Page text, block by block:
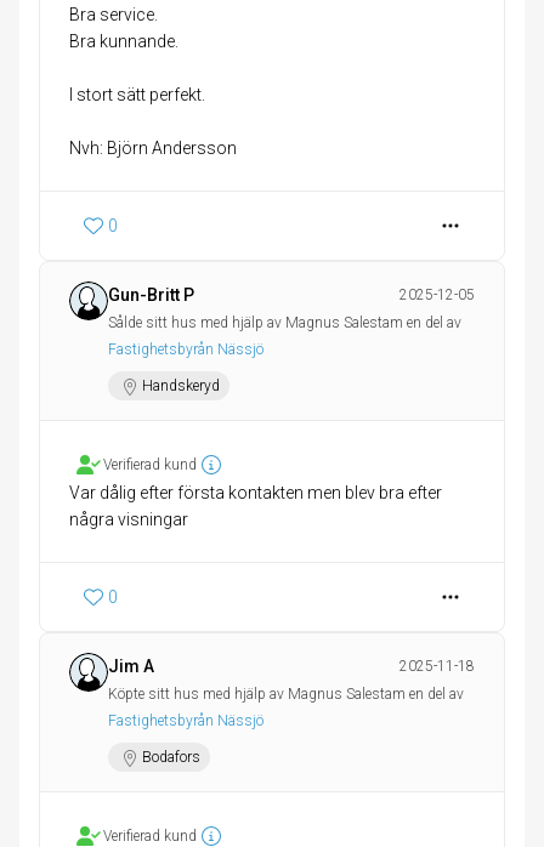
Bra service.
Bra kunnande.
I stort sätt perfekt.
Nvh: Björn Andersson
0
Gun-Britt P
2025-12-05
Sålde sitt hus med hjälp av Magnus Salestam en del av
Fastighetsbyrån Nässjö
Handskeryd
Verifierad kund
Var dålig efter första kontakten men blev bra efter
några visningar
0
Jim A
2025-11-18
Köpte sitt hus med hjälp av Magnus Salestam en del av
Fastighetsbyrån Nässjö
Bodafors
Verifierad kund